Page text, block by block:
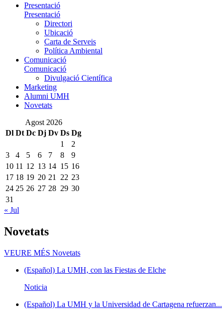
Presentació
Presentació
Directori
Ubicació
Carta de Serveis
Política Ambiental
Comunicació
Comunicació
Divulgació Científica
Marketing
Alumni UMH
Novetats
Agost 2026
Dl Dt Dc Dj Dv Ds Dg
1
2
3
4 5 6 7 8
9
10 11 12 13 14 15 16
17 18 19 20 21 22 23
24 25 26 27 28 29 30
31
« Jul
Novetats
VEURE MÉS Novetats
(Español) La UMH, con las Fiestas de Elche
Noticia
(Español) La UMH y la Universidad de Cartagena refuerzan...